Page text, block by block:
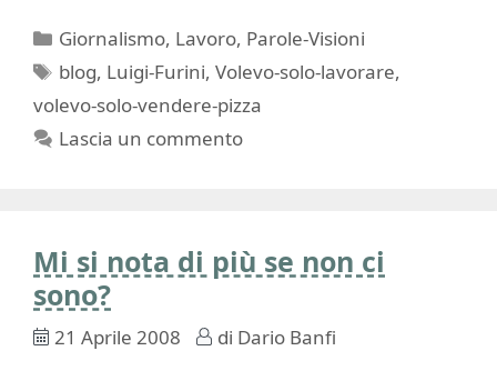
Categorie
Giornalismo, Lavoro, Parole-Visioni
Tag
blog, Luigi-Furini,Volevo-solo-lavorare,
volevo-solo-vendere-pizza
Lascia un commento
Mi si nota di più se non ci
sono?
21 Aprile 2008 di Dario Banfi